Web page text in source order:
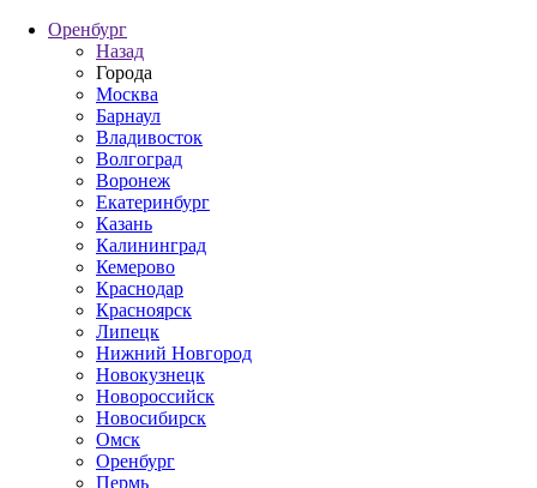
Оренбург
Назад
Города
Москва
Барнаул
Владивосток
Волгоград
Воронеж
Екатеринбург
Казань
Калининград
Кемерово
Краснодар
Красноярск
Липецк
Нижний Новгород
Новокузнецк
Новороссийск
Новосибирск
Омск
Оренбург
Пермь